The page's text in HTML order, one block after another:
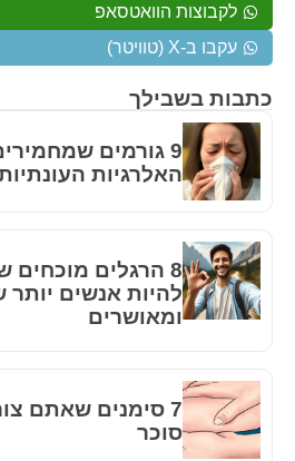
כתבות בשבילך
9 גורמים
האלרגיות
8 הרגלים מוכחים
להיות אנשים
ומאושרים
7 סימנים שאתם
סוכר
לקבוצות הוואטסאפ
עקבו ב-X (טוויטר)